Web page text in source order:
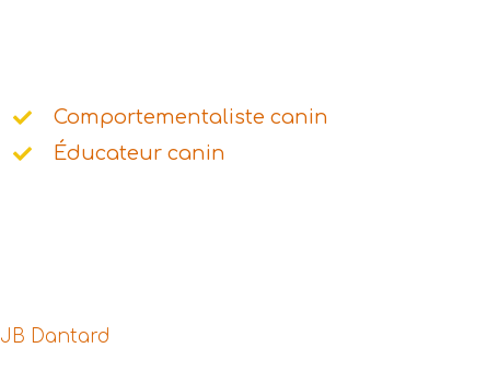
Comportementaliste canin
Éducateur canin
JB Dantard